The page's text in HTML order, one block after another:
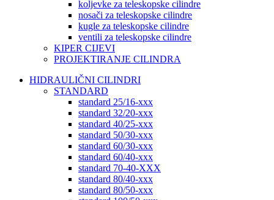
koljevke za teleskopske cilindre
nosači za teleskopske cilindre
kugle za teleskopske cilindre
ventili za teleskopske cilindre
KIPER CIJEVI
PROJEKTIRANJE CILINDRA
HIDRAULIČNI CILINDRI
STANDARD
standard 25/16-xxx
standard 32/20-xxx
standard 40/25-xxx
standard 50/30-xxx
standard 60/30-xxx
standard 60/40-xxx
standard 70-40-XXX
standard 80/40-xxx
standard 80/50-xxx